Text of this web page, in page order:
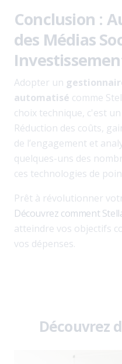
Conclusion :
des Médias
Adopter un
automatisé comme
choix technique, c'est
Réduction des coûts,
de l’engagement et
quelques-uns des
ces technologies de
Prêt à révolutionner
Découvrez comment
atteindre vos objectifs
vos dépenses.
Découvrez